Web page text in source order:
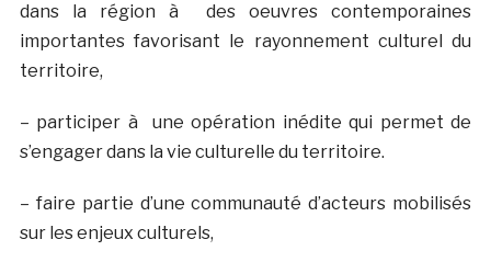
dans la région à des oeuvres contemporaines
importantes favorisant le rayonnement culturel du
territoire,
– participer à une opération inédite qui permet de
s’engager dans la vie culturelle du territoire.
– faire partie d’une communauté d’acteurs mobilisés
sur les enjeux culturels,